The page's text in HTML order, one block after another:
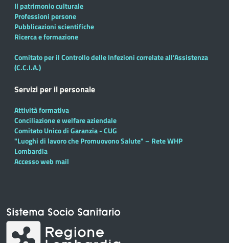
Il patrimonio culturale
Professioni persone
Pubblicazioni scientifiche
Ricerca e formazione
Comitato per il Controllo delle Infezioni correlate all’Assistenza
(C.C.I.A.)
Servizi per il personale
Attività formativa
Conciliazione e welfare aziendale
Comitato Unico di Garanzia - CUG
"Luoghi di lavoro che Promuovono Salute" – Rete WHP
Lombardia
Accesso web mail